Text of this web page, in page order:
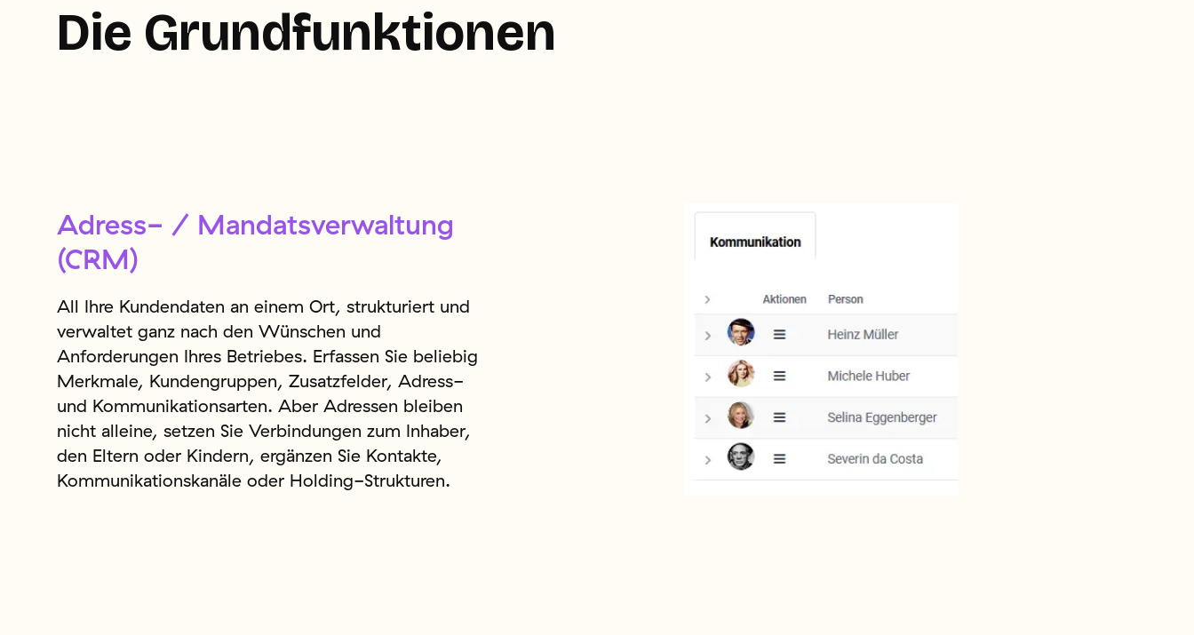
Die Grundfunktionen
Adress- / Mandatsverwaltung
(CRM)
All Ihre Kundendaten an einem Ort, strukturiert und
verwaltet ganz nach den Wünschen und
Anforderungen Ihres Betriebes. Erfassen Sie beliebig
Merkmale, Kundengruppen, Zusatzfelder, Adress-
und Kommunikationsarten. Aber Adressen bleiben
nicht alleine, setzen Sie Verbindungen zum Inhaber,
den Eltern oder Kindern, ergänzen Sie Kontakte,
Kommunikationskanäle oder Holding-Strukturen.